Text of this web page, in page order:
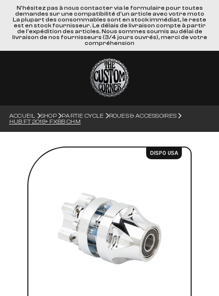
N'hésitez pas à nous contacter via le formulaire pour toutes
demandes sur une compatibilité d'un article avec votre moto
La plupart des consommables sont en stock immédiat, le reste
est en stock fournisseur. Le délais de livraison compte à partir
de l'expédition des articles. Nous sommes soumis au délai de
livraison de nos fournisseurs (3/4 jours ouvrés), merci de votre
compréhension
ACCUEIL SHOP PARTIE CYCLE
ROUES & ACCESSOIRES
HUB FT 2018+ FXBB CHM
DISPO USA